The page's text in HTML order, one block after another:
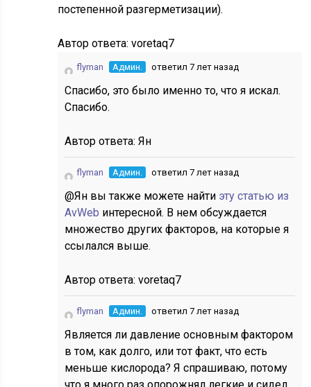
постепенной разгерметизации).
Автор ответа:voretaq7
flyman Админ. ответил 7 лет назад
Спасибо, это было именно то, что я искал.
Спасибо.
Автор ответа:Ян
flyman Админ. ответил 7 лет назад
@Ян вы также можете найти эту статью из
AvWeb интересной. В нем обсуждается
множество других факторов, на которые я
ссылался выше.
Автор ответа:voretaq7
flyman Админ. ответил 7 лет назад
Является ли давление основным фактором
в том, как долго, или тот факт, что есть
меньше кислорода? Я спрашиваю, потому